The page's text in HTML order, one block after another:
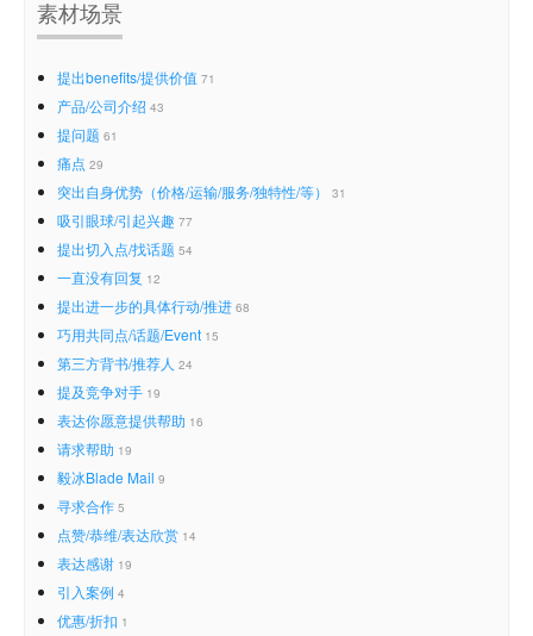
素材场景
提出benefits/提供价值 71
产品/公司介绍 43
提问题 61
痛点 29
突出自身优势（价格/运输/服务/独特性/等） 31
吸引眼球/引起兴趣 77
提出切入点/找话题 54
一直没有回复 12
提出进一步的具体行动/推进 68
巧用共同点/话题/Event 15
第三方背书/推荐人 24
提及竞争对手 19
表达你愿意提供帮助 16
请求帮助 19
毅冰Blade Mail 9
寻求合作 5
点赞/恭维/表达欣赏 14
表达感谢 19
引入案例 4
优惠/折扣 1